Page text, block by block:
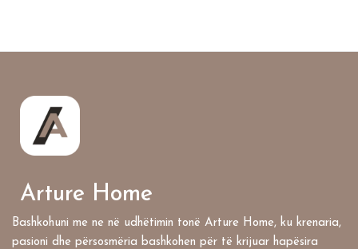
Arture Home
Bashkohuni me ne në udhëtimin tonë Arture Home, ku krenaria,
pasioni dhe përsosmëria bashkohen për të krijuar hapësira